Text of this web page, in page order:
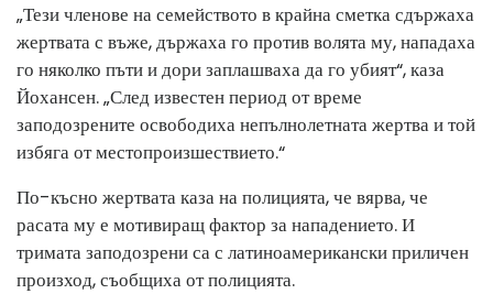
„Тези членове на семейството в крайна сметка сдържаха
жертвата с въже, държаха го против волята му, нападаха
го няколко пъти и дори заплашваха да го убият“, каза
Йохансен. „След известен период от време
заподозрените освободиха непълнолетната жертва и той
избяга от местопроизшествието.“
По-късно жертвата каза на полицията, че вярва, че
расата му е мотивиращ фактор за нападението. И
тримата заподозрени са с латиноамерикански приличен
произход, съобщиха от полицията.